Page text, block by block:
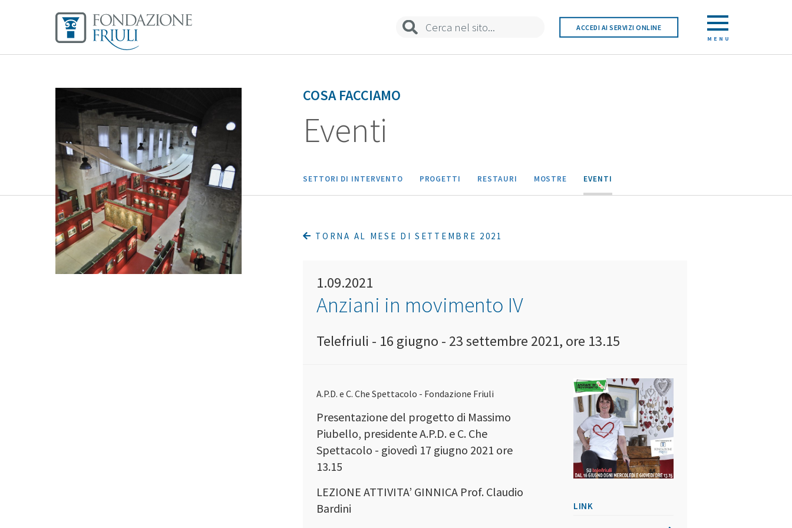
ACCEDI AI SERVIZI ONLINE
MENU
COSA FACCIAMO
Eventi
SETTORI DI INTERVENTO PROGETTI RESTAURI MOSTRE EVENTI
TORNA AL MESE DI SETTEMBRE 2021
1.09.2021
Anziani in movimento IV
Telefriuli - 16 giugno - 23 settembre 2021, ore 13.15
LINK
A.P.D. e C. Che Spettacolo - Fondazione Friuli
Presentazione del progetto di Massimo
Piubello, presidente A.P.D. e C. Che
Spettacolo - giovedì 17 giugno 2021 ore
13.15
LEZIONE ATTIVITA’ GINNICA Prof. Claudio
Bardini